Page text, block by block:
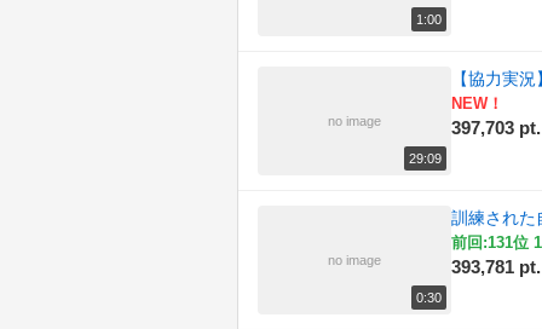
1:00
no image
29:09
【協力実
NEW！
397,703 pt.
no image
0:30
訓練された
前回:131位
393,781 pt.